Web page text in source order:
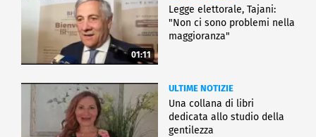
01:11
Legge elettorale, Tajani:
"Non ci sono problemi nella
maggioranza"
ULTIME NOTIZIE
Una collana di libri
dedicata allo studio della
gentilezza